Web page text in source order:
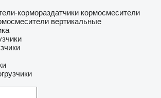
кормораздатчики кормосмесители
вертикальные